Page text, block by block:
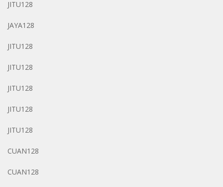
JITU128
JAYA128
JITU128
JITU128
JITU128
JITU128
JITU128
CUAN128
CUAN128